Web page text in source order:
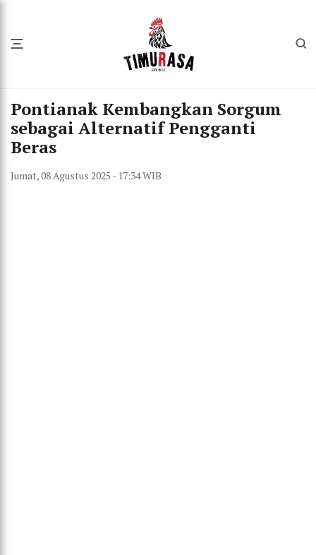
Pontianak Kembangkan Sorgum
sebagai Alternatif Pengganti
Beras
Jumat, 08 Agustus 2025 - 17:34 WIB